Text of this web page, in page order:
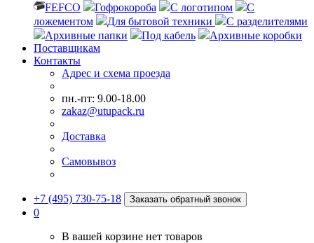
FEFCO
Гофрокороба С логотипом
С
ложементом
Для бытовой техники
С разделителями
Архивные папки
Под кабель
Архивные коробки
Поставщикам
Контакты
Адрес и схема проезда
пн.-пт: 9.00-18.00
zakaz@utupack.ru
Доставка
Самовывоз
+7 (495) 730-75-18 Заказать обратный звонок
0
В вашей корзине нет товаров